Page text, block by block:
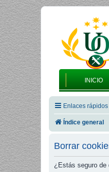
INICIO
Enlaces rápidos
Índice general
Borrar
¿Estás seguro de